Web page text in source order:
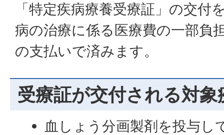
「特定疾病療養受療証」の交付
病の治療に係る医療費の一部負
の支払いで済みます。
受療証が交付される対象
血しょう分画製剤を投与し